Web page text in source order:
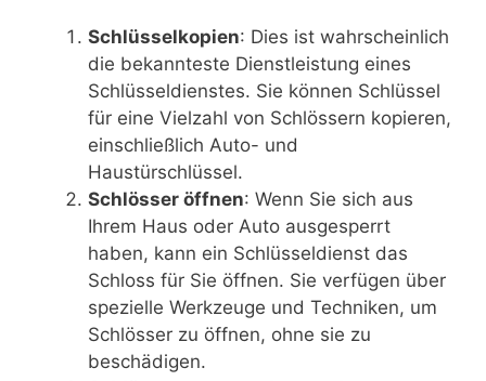
Schlüsselkopien: Dies ist wahrscheinlich
die bekannteste Dienstleistung eines
Schlüsseldienstes. Sie können Schlüssel
für eine Vielzahl von Schlössern kopieren,
einschließlich Auto- und
Haustürschlüssel.
Schlösser öffnen: Wenn Sie sich aus
Ihrem Haus oder Auto ausgesperrt
haben, kann ein Schlüsseldienst das
Schloss für Sie öffnen. Sie verfügen über
spezielle Werkzeuge und Techniken, um
Schlösser zu öffnen, ohne sie zu
beschädigen.